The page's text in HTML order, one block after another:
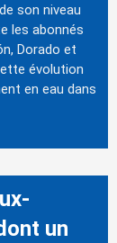
son niveau
les abonnés
Dorado et
évolution
en eau dans
un